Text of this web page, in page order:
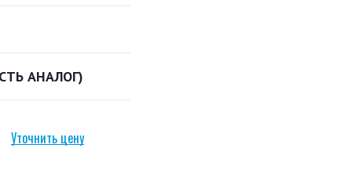
АНАЛОГ)
Уточнить цену